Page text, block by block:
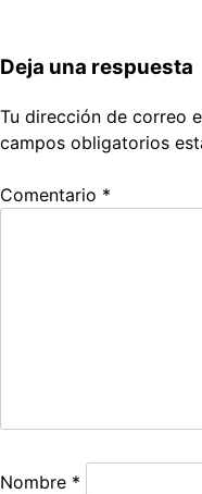
Deja una respuesta
Tu dirección de correo
campos obligatorios
Comentario *
Nombre *